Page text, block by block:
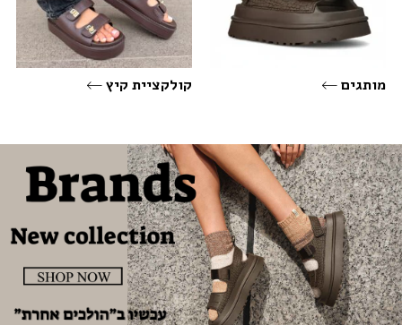
מותגים קולקציית קיץ